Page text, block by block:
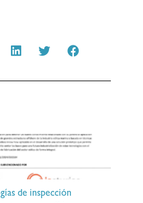
de inspección